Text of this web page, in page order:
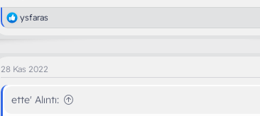
T
e
l
r
ysfaras
28 Kas 2022
ette' Alıntı: